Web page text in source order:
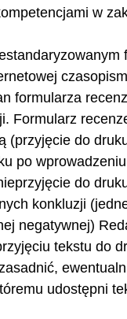
w
formularza
Formularz
(przyjęcie do
po
do
konkluzji
negatywnej)
tekstu do
udostępni